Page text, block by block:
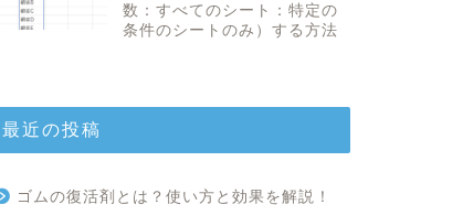
数：すべてのシート：特定の
条件のシートのみ）する方法
最近の投稿
ゴムの復活剤とは？使い方と効果を解説！